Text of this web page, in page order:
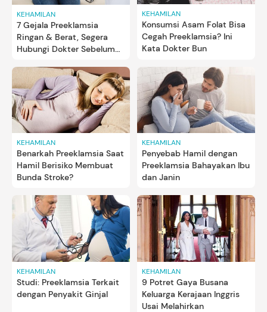
KEHAMILAN
7 Gejala Preeklamsia
Ringan & Berat, Segera
Hubungi Dokter Sebelum
KEHAMILAN
Konsumsi Asam Folat Bisa
Cegah Preeklamsia? Ini
Kata Dokter Bun
KEHAMILAN
Benarkah Preeklamsia Saat
Hamil Berisiko Membuat
Bunda Stroke?
KEHAMILAN
Penyebab Hamil dengan
Preeklamsia Bahayakan Ibu
dan Janin
KEHAMILAN
Studi: Preeklamsia Terkait
dengan Penyakit Ginjal
KEHAMILAN
9 Potret Gaya Busana
Keluarga Kerajaan Inggris
Usai Melahirkan